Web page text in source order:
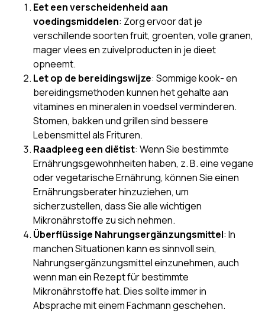
Eet een verscheidenheid aan
voedingsmiddelen: Zorg ervoor dat je
verschillende soorten fruit, groenten, volle granen,
mager vlees en zuivelproducten in je dieet
opneemt.
Let op de bereidingswijze: Sommige kook- en
bereidingsmethoden kunnen het gehalte aan
vitamines en mineralen in voedsel verminderen.
Stomen, bakken und grillen sind bessere
Lebensmittel als Frituren.
Raadpleeg een diëtist: Wenn Sie bestimmte
Ernährungsgewohnheiten haben, z. B. eine vegane
oder vegetarische Ernährung, können Sie einen
Ernährungsberater hinzuziehen, um
sicherzustellen, dass Sie alle wichtigen
Mikronährstoffe zu sich nehmen.
Überflüssige Nahrungsergänzungsmittel: In
manchen Situationen kann es sinnvoll sein,
Nahrungsergänzungsmittel einzunehmen, auch
wenn man ein Rezept für bestimmte
Mikronährstoffe hat. Dies sollte immer in
Absprache mit einem Fachmann geschehen.